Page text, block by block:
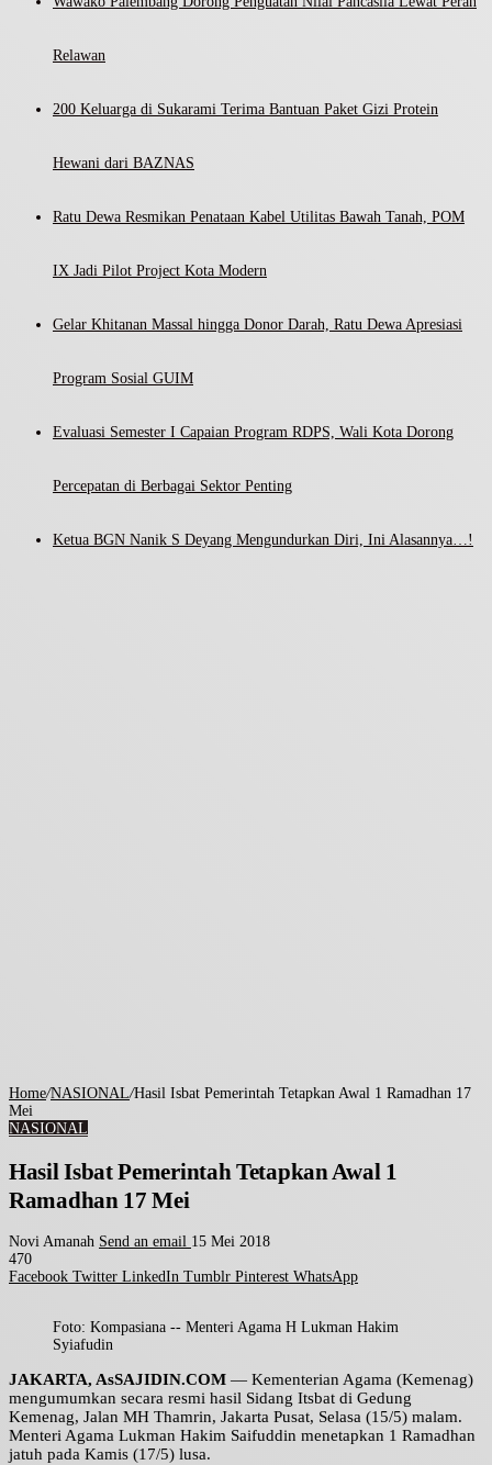
Relawan
200 Keluarga di Sukarami Terima Bantuan Paket Gizi Protein
Hewani dari BAZNAS
Ratu Dewa Resmikan Penataan Kabel Utilitas Bawah Tanah, POM
IX Jadi Pilot Project Kota Modern
Gelar Khitanan Massal hingga Donor Darah, Ratu Dewa Apresiasi
Program Sosial GUIM
Evaluasi Semester I Capaian Program RDPS, Wali Kota Dorong
Percepatan di Berbagai Sektor Penting
Ketua BGN Nanik S Deyang Mengundurkan Diri, Ini Alasannya…!
Home/NASIONAL/Hasil Isbat Pemerintah Tetapkan Awal 1 Ramadhan 17
Mei
NASIONAL
Hasil Isbat Pemerintah Tetapkan Awal 1
Ramadhan 17 Mei
Novi Amanah Send an email 15 Mei 2018
470
Facebook Twitter LinkedIn Tumblr Pinterest WhatsApp
Foto: Kompasiana -- Menteri Agama H Lukman Hakim
Syiafudin
JAKARTA, AsSAJIDIN.COM — Kementerian Agama (Kemenag)
mengumumkan secara resmi hasil Sidang Itsbat di Gedung
Kemenag, Jalan MH Thamrin, Jakarta Pusat, Selasa (15/5) malam.
Menteri Agama Lukman Hakim Saifuddin menetapkan 1 Ramadhan
jatuh pada Kamis (17/5) lusa.